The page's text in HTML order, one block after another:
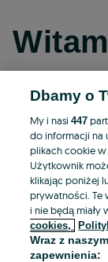
Dbamy o
My i nasi447
do informacji na
plikach cookie
Użytkownik
klikając poniżej
prywatności. Te
i nie będą miały
cookies,
Wraz z
zapewnienia: